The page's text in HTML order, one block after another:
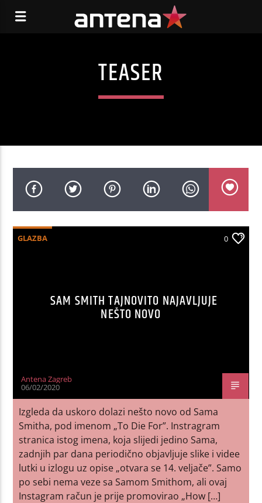
TEASER
GLAZBA 0
SAM SMITH TAJNOVITO NAJAVLJUJE
NEŠTO NOVO
Antena Zagreb
06/02/2020
Izgleda da uskoro dolazi nešto novo od Sama
Smitha, pod imenom „To Die For”. Instragram
stranica istog imena, koja slijedi jedino Sama,
zadnjih par dana periodično objavljuje slike i videe
lutki u izlogu uz opise „otvara se 14. veljače”. Samo
po sebi nema veze sa Samom Smithom, ali ovaj
Instagram račun je prije promovirao „How […]